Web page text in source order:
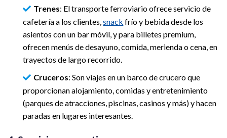
Trenes: El transporte ferroviario ofrece servicio de
cafetería a los clientes,snack frío y bebida desde los
asientos con un bar móvil, y para billetes premium,
ofrecen menús de desayuno, comida, merienda o cena, en
trayectos de largo recorrido.
Cruceros: Son viajes en un barco de crucero que
proporcionan alojamiento, comidas y entretenimiento
(parques de atracciones, piscinas, casinos y más) y hacen
paradas en lugares interesantes.